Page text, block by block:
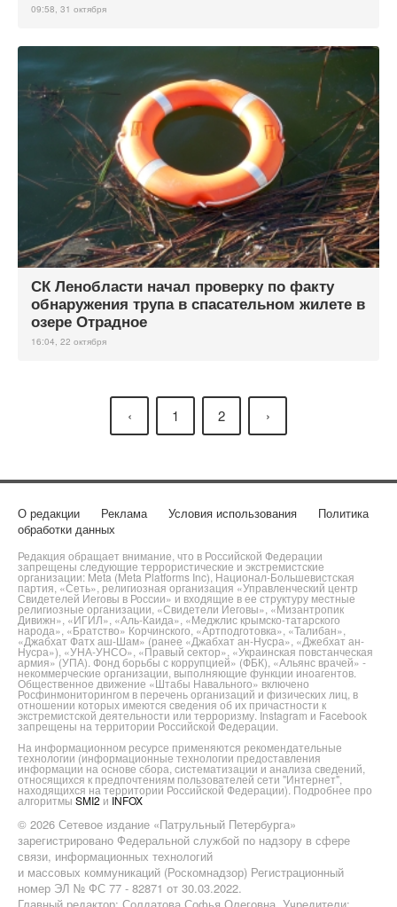
09:58, 31 октября
СК Ленобласти начал проверку по факту
обнаружения трупа в спасательном жилете в
озере Отрадное
16:04, 22 октября
‹ 1 2 ›
О редакции Реклама Условия использования
Политика
обработки данных
Редакция обращает внимание, что в Российской Федерации
запрещены следующие террористические и экстремистские
организации: Meta (Meta Platforms Inc), Национал-Большевистская
партия, «Сеть», религиозная организация «Управленческий центр
Свидетелей Иеговы в России» и входящие в ее структуру местные
религиозные организации, «Свидетели Иеговы», «Мизантропик
Дивижн», «ИГИЛ», «Аль-Каида», «Меджлис крымско-татарского
народа», «Братство» Корчинского, «Артподготовка», «Талибан»,
«Джабхат Фатх аш-Шам» (ранее «Джабхат ан-Нусра», «Джебхат ан-
Нусра»), «УНА-УНСО», «Правый сектор», «Украинская повстанческая
армия» (УПА). Фонд борьбы с коррупцией» (ФБК), «Альянс врачей» -
некоммерческие организации, выполняющие функции иноагентов.
Общественное движение «Штабы Навального» включено
Росфинмониторингом в перечень организаций и физических лиц, в
отношении которых имеются сведения об их причастности к
экстремистской деятельности или терроризму. Instagram и Facebook
запрещены на территории Российской Федерации.
На информационном ресурсе применяются рекомендательные
технологии (информационные технологии предоставления
информации на основе сбора, систематизации и анализа сведений,
относящихся к предпочтениям пользователей сети "Интернет",
находящихся на территории Российской Федерации). Подробнее про
алгоритмы SMI2 и INFOX
© 2026 Сетевое издание «Патрульный Петербурга»
зарегистрировано Федеральной службой по надзору в сфере
связи, информационных технологий
и массовых коммуникаций (Роскомнадзор) Регистрационный
номер ЭЛ № ФС 77 - 82871 от 30.03.2022.